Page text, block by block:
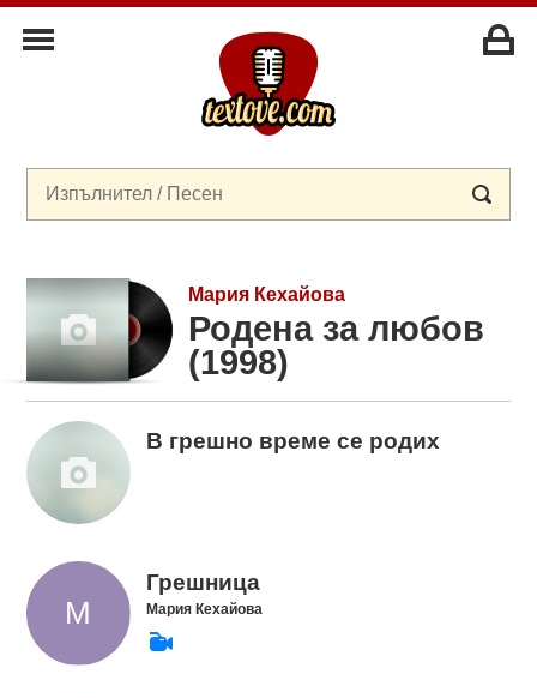
Мария Кехайова
Родена за любов
(1998)
В грешно време се родих
Грешница
Мария Кехайова